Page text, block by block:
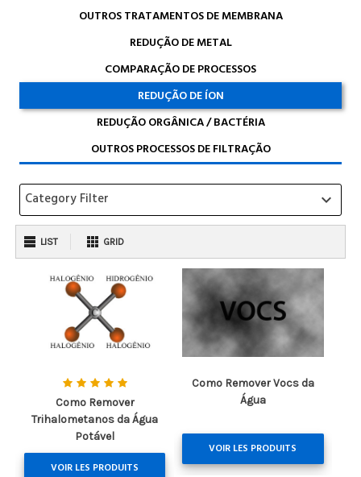
OUTROS TRATAMENTOSDE MEMBRANA
REDUÇÃODE METAL
COMPARAÇÃODE PROCESSOS
REDUÇÃODE ÍON
REDUÇÃOORGÂNICA / BACTÉRIA
OUTROS PROCESSOSDE FILTRAÇÃO
Category Filter keyboard_arrow_down
LIST GRID
Como Remover
Trihalometanos da Água
Potável
VOIR LES PRODUITS
Como Remover Vocs da
Água
VOIR LES PRODUITS